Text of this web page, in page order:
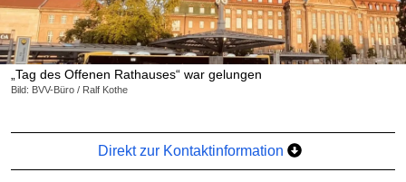
„Tag des Offenen Rathauses“ war gelungen
Bild: BVV-Büro / Ralf Kothe
Direkt zur Kontaktinformation